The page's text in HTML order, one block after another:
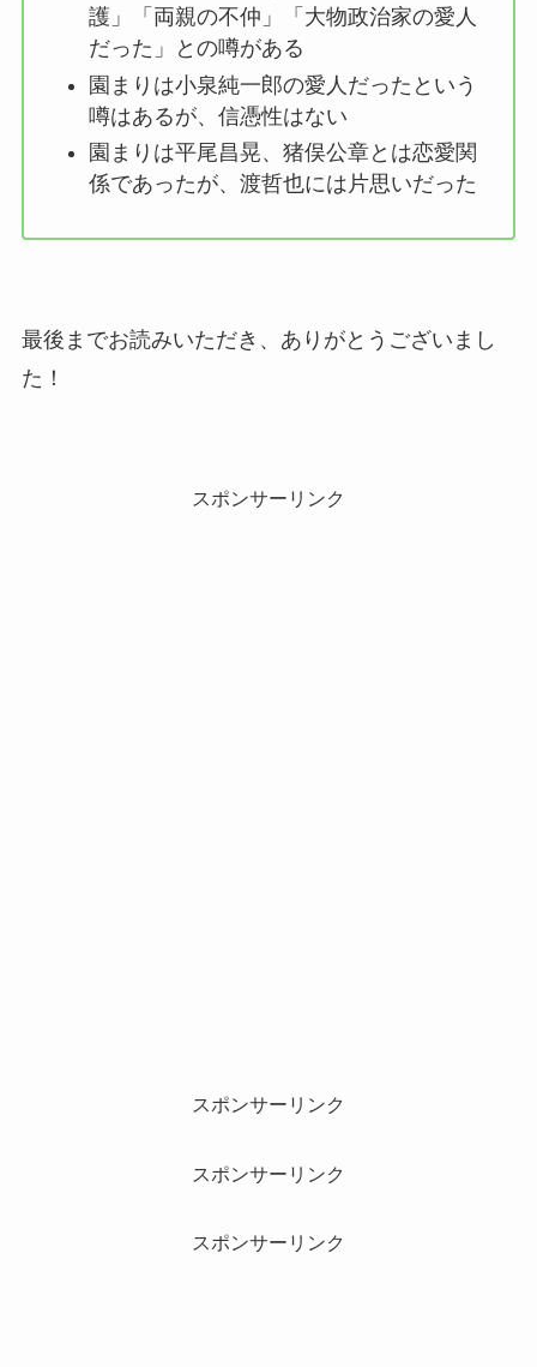
護」「両親の不仲」「大物政治家の愛人
だった」との噂がある
園まりは小泉純一郎の愛人だったという
噂はあるが、信憑性はない
園まりは平尾昌晃、猪俣公章とは恋愛関
係であったが、渡哲也には片思いだった
最後までお読みいただき、ありがとうございまし
た！
スポンサーリンク
スポンサーリンク
スポンサーリンク
スポンサーリンク